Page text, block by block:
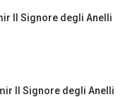
Il Signore degli Anelli
Il Signore degli Anelli